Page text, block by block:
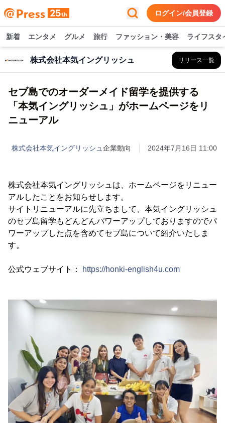
ログイン/会員登録
新着 エンタメ グルメ 旅行 ファッション・美容 ライフスタ
株式会社本気イングリッシュ リリース一覧
セブ島でのオーダーメイド留学を提供する
「本気イングリッシュ」がホームページをリ
ニューアル
株式会社本気イングリッシュ 企業動向 2024年7月16日 11:00
株式会社本気イングリッシュは、ホームページをリニュー
アルしたことをお知らせします。
サイトリニューアルに先立ちまして、本気イングリッシュ
のセブ島留学もどんどんパワーアップしておりますのでパ
ワーアップした点を含めてセブ島について紹介いたしま
す。
公式ウェブサイト： https://honki-english4u.com